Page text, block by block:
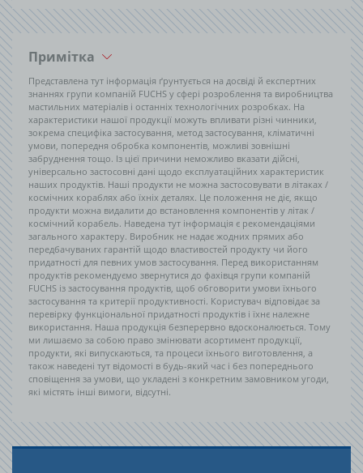
Примітка
Представлена тут інформація ґрунтується на досвіді й експертних
знаннях групи компаній FUCHS у сфері розроблення та виробництва
мастильних матеріалів і останніх технологічних розробках. На
характеристики нашої продукції можуть впливати різні чинники,
зокрема специфіка застосування, метод застосування, кліматичні
умови, попередня обробка компонентів, можливі зовнішні
забруднення тощо. Із цієї причини неможливо вказати дійсні,
універсально застосовні дані щодо експлуатаційних характеристик
наших продуктів. Наші продукти не можна застосовувати в літаках /
космічних кораблях або їхніх деталях. Це положення не діє, якщо
продукти можна видалити до встановлення компонентів у літак /
космічний корабель. Наведена тут інформація є рекомендаціями
загального характеру. Виробник не надає жодних прямих або
передбачуваних гарантій щодо властивостей продукту чи його
придатності для певних умов застосування. Перед використанням
продуктів рекомендуємо звернутися до фахівця групи компаній
FUCHS із застосування продуктів, щоб обговорити умови їхнього
застосування та критерії продуктивності. Користувач відповідає за
перевірку функціональної придатності продуктів і їхнє належне
використання. Наша продукція безперервно вдосконалюється. Тому
ми лишаємо за собою право змінювати асортимент продукції,
продукти, які випускаються, та процеси їхнього виготовлення, а
також наведені тут відомості в будь-який час і без попереднього
сповіщення за умови, що укладені з конкретним замовником угоди,
які містять інші вимоги, відсутні.